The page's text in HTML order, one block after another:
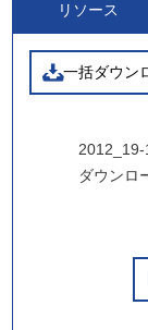
リソース
一括ダウン
ダウンロ